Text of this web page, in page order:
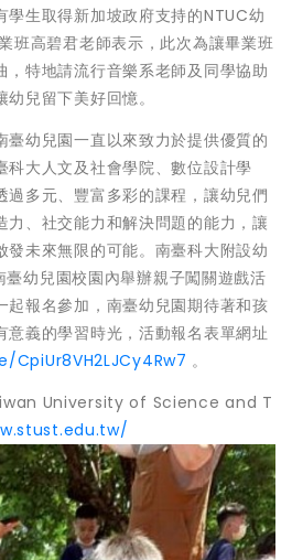
學生取得新加坡政府支持的NTUC幼
班高碧君老師表示，此次為讓畢業班
，特地請流行音樂系老師及同學協助
兒留下美好回憶。
臺幼兒園一直以來致力於提供優質的
科大人文及社會學院、數位設計學
過多元、豐富多彩的課程，讓幼兒們
力、社交能力和解決問題的能力，讓
發未來無限的可能。南臺科大附設幼
臺幼兒園校園內舉辦親子闖關遊戲活
起報名參加，南臺幼兒園期待著和孩
意義的學習時光，活動報名表單網址
。
University of Science and T